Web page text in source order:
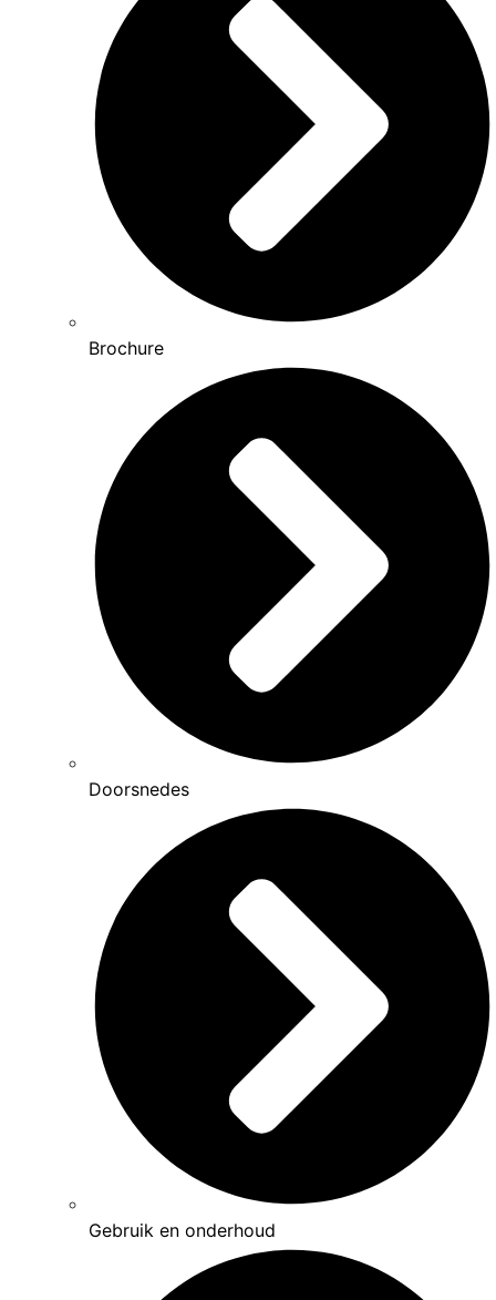
Brochure
Doorsnedes
Gebruik en onderhoud